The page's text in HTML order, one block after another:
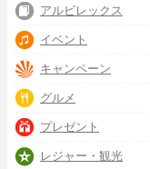
アルビレックス
イベント
キャンペーン
グルメ
プレゼント
レジャー・観光